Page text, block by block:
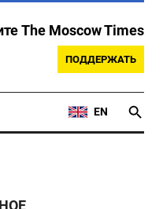
The Moscow Times
ПОДДЕРЖАТЬ
EN